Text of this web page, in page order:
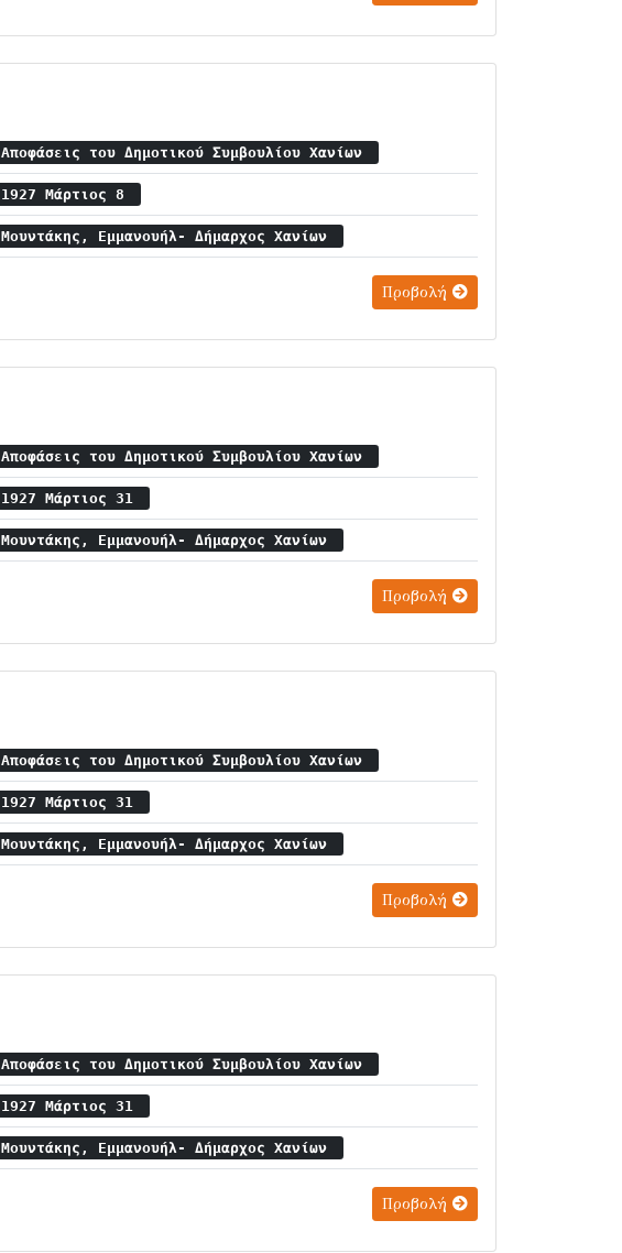
Αποφάσεις του Δημοτικού Συμβουλίου Χανίων
1927 Μάρτιος 8
Μουντάκης, Εμμανουήλ- Δήμαρχος Χανίων
Προβολή
Αποφάσεις του Δημοτικού Συμβουλίου Χανίων
1927 Μάρτιος 31
Μουντάκης, Εμμανουήλ- Δήμαρχος Χανίων
Προβολή
Αποφάσεις του Δημοτικού Συμβουλίου Χανίων
1927 Μάρτιος 31
Μουντάκης, Εμμανουήλ- Δήμαρχος Χανίων
Προβολή
Αποφάσεις του Δημοτικού Συμβουλίου Χανίων
1927 Μάρτιος 31
Μουντάκης, Εμμανουήλ- Δήμαρχος Χανίων
Προβολή